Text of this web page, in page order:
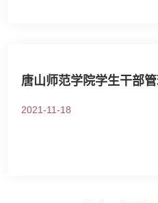
唐山师范学院学生干部
2021-11-18